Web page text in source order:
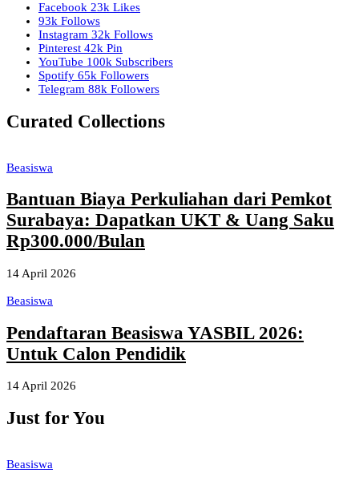
Facebook 23k Likes
93k Follows
Instagram 32k Follows
Pinterest 42k Pin
YouTube 100k Subscribers
Spotify 65k Followers
Telegram 88k Followers
Curated Collections
Beasiswa
Bantuan Biaya Perkuliahan dari Pemkot
Surabaya: Dapatkan UKT & Uang Saku
Rp300.000/Bulan
14 April 2026
Beasiswa
Pendaftaran Beasiswa YASBIL 2026:
Untuk Calon Pendidik
14 April 2026
Just for You
Beasiswa